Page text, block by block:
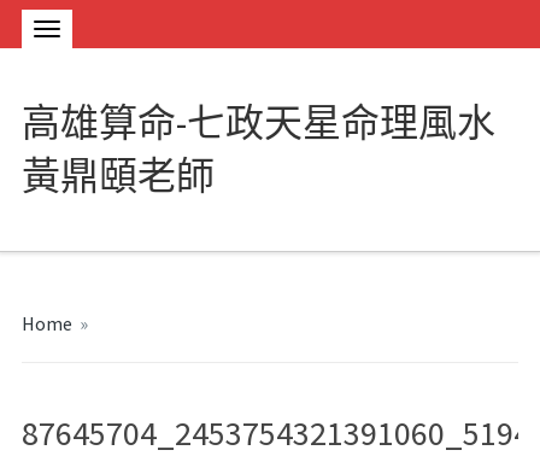
高雄算命-七政天星命理風水
黃鼎頤老師
Home »